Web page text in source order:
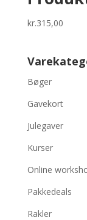
kr.315,00
Bøger
Gavekort
Julegaver
Kurser
Online
Pakkedeals
Rakler